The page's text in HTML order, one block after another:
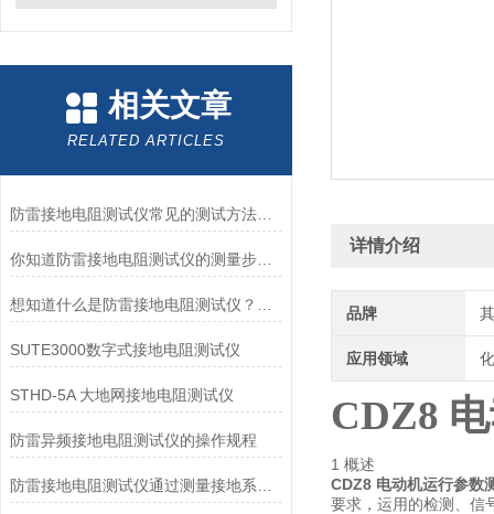
相关文章
RELATED ARTICLES
防雷接地电阻测试仪常见的测试方法有三线法和四线法
你知道防雷接地电阻测试仪的测量步骤么？看看本篇吧
SUTE3000数字式接地电阻测试仪
STHD-5A 大地网接地电阻测试仪
防雷异频接地电阻测试仪的操作规程
详情介绍
品牌
应用领域
CDZ8
1 概述
CDZ8 电动机运行参数
要求，运用的检测、信